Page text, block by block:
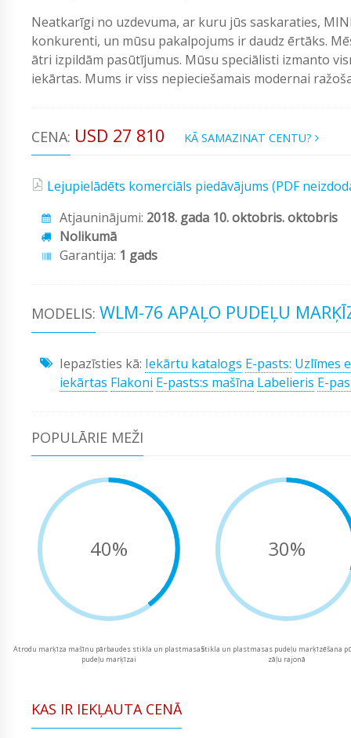
Neatkarīgi no uzdevuma, ar kuru jūs saskaraties,
konkurenti, un mūsu pakalpojums ir daudz ērtāks.
ātri izpildām pasūtījumus. Mūsu speciālisti izmanto
iekārtas. Mums ir viss nepieciešamais modernai
CENA: USD 27 810 KĀ SAMAZINAT CENTU?
Lejupielādēts komerciāls piedāvājums (PDF
Atjauninājumi: 2018. gada 10. oktobris. oktobris
Nolikumā
Garantija: 1 gads
MODELIS: WLM-76 APAĻO PUDEĻU
Iepazīsties kā: Iekārtu katalogs E-pasts: Uzlīmes
iekārtas Flakoni E-pasts:s mašīna Labelieris E-
POPULĀRIE MEŽI
40%
Atrodu marķīza mašīnu pārbaudes stikla un plastmasas
pudeļu marķīzai
30%
Stikla un plastmasas pudeļu marķīzēšana
zāļu rajonā
KAS IR IEKĻAUTA CENĀ